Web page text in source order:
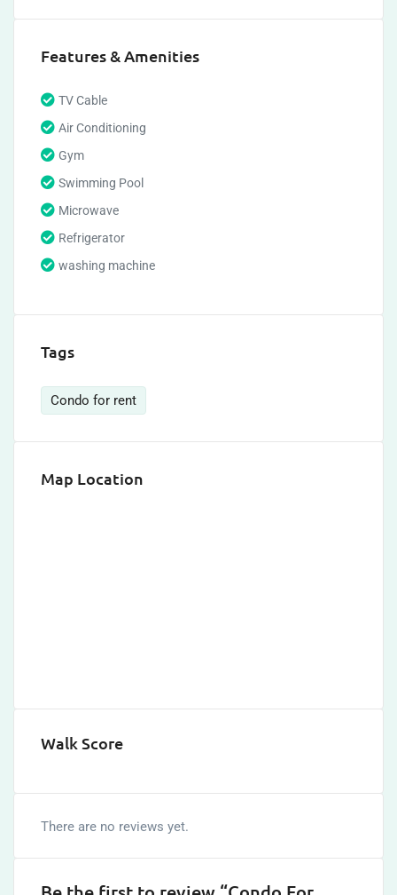
Features & Amenities
TV Cable
Air Conditioning
Gym
Swimming Pool
Microwave
Refrigerator
washing machine
Tags
Condo for rent
Map Location
Walk Score
There are no reviews yet.